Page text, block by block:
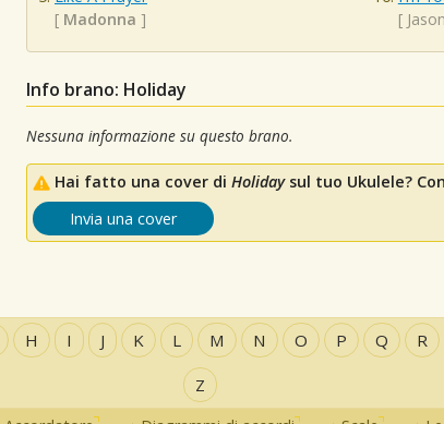
[ Madonna ]
[
Info brano: Holiday
Nessuna informazione su questo brano.
Hai fatto una cover di Holidaysul tuo Ukulele?
Invia una cover
H I J K L M N O P Q R
Z